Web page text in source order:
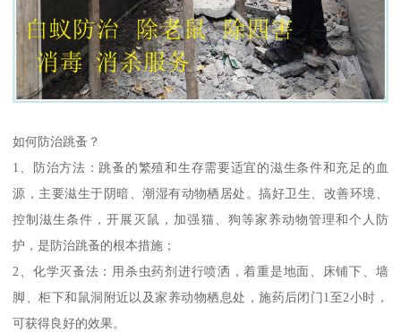
如何防治跳蚤？
1、防治方法：跳蚤的繁殖和生存需要适宜的滋生条件和充足的血
源，主要滋生于阴暗、潮湿有动物栖居处。搞好卫生、改善环境、
控制滋生条件，开展灭鼠，加强猫、狗等家养动物管理和个人防
护，是防治跳蚤的根本措施；
2、化学灭蚤法：用杀虫药剂进行喷洒，着重是地面、床铺下、墙
脚、柜下和鼠洞附近以及家养动物栖息处，施药后闭门1至2小时，
可获得良好的效果。